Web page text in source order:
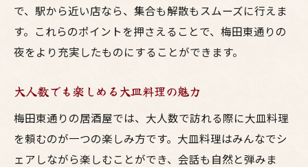
で、駅から近い店なら、集合も解散もスムーズに行えま
す。これらのポイントを押さえることで、梅田東通りの
夜をより充実したものにすることができます。
大人数でも楽しめる大皿料理の魅力
梅田東通りの居酒屋では、大人数で訪れる際に大皿料理
を頼むのが一つの楽しみ方です。大皿料理はみんなでシ
ェアしながら楽しむことができ、会話も自然と弾みま